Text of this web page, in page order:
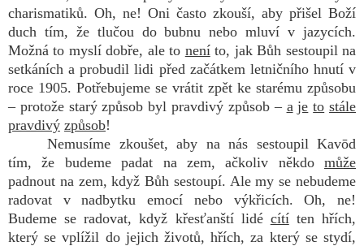
charismatiků. Oh, ne! Oni často zkouší, aby přišel Boží
duch tím, že tlučou do bubnu nebo mluví v jazycích.
Možná to myslí dobře, ale to neníto, jak Bůh sestoupil na
setkáních a probudil lidi před začátkem letničního hnutí v
roce 1905. Potřebujeme se vrátit zpět ke starému způsobu
– protože starý způsob byl pravdivý způsob – a je to stále
pravdivý způsob!
Nemusíme zkoušet, aby na nás sestoupil Kavōd
tím, že budeme padat na zem, ačkoliv někdo může
padnout na zem, když Bůh sestoupí. Ale my se nebudeme
radovat v nadbytku emocí nebo výkřicích. Oh, ne!
Budeme se radovat, když křesťanští lidé cítíten hřích,
který se vplížil do jejich životů, hřích, za který se stydí,